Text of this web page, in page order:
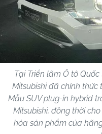
Tại Triển lãm Ô tô Quốc
Mitsubishi đã chính thức
Mẫu SUV plug-in hybrid
Mitsubishi, đồng thời
hóa sản phẩm của